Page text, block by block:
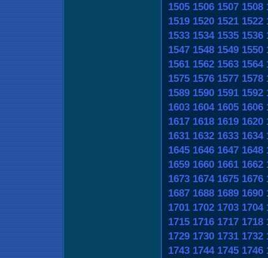
1505 1506 1507 1508
1519 1520 1521 1522
1533 1534 1535 1536
1547 1548 1549 1550
1561 1562 1563 1564
1575 1576 1577 1578
1589 1590 1591 1592
1603 1604 1605 1606
1617 1618 1619 1620
1631 1632 1633 1634
1645 1646 1647 1648
1659 1660 1661 1662
1673 1674 1675 1676
1687 1688 1689 1690
1701 1702 1703 1704
1715 1716 1717 1718
1729 1730 1731 1732
1743 1744 1745 1746